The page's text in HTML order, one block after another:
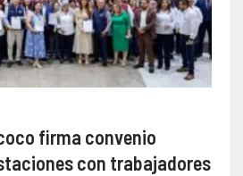
firma convenio
con trabajadores